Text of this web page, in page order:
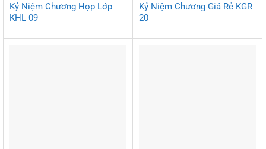
Kỷ Niệm Chương Họp Lớp
KHL 09
Kỷ Niệm Chương Giá Rẻ KGR
20